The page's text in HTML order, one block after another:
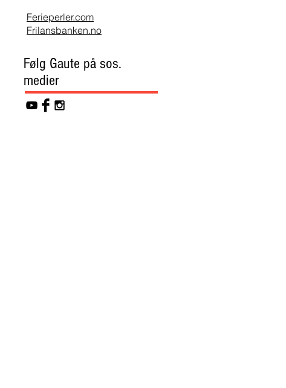
Ferieperler.com
Frilansbanken.no
Følg Gaute på sos.
medier